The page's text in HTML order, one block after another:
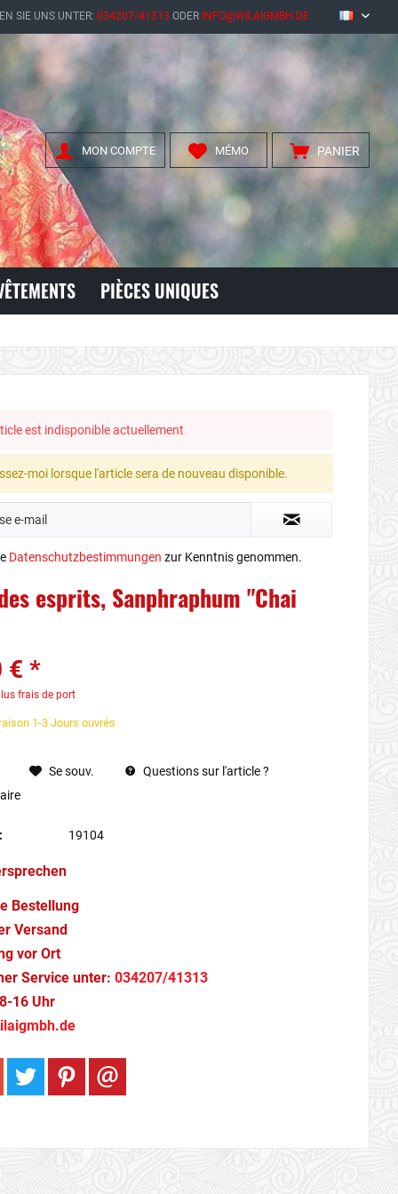
SIE UNS UNTER: 034207/41313 ODER INFO@WILAIGMBH.DE FR
PANIER
MÉMO
MON COMPTE
PIÈCES UNIQUES
est indisponible actuellement
moi lorsque l'article sera de nouveau disponible.
Datenschutzbestimmungen zur Kenntnis genommen.
esprits, Sanphraphum "Chai
€ *
frais de port
1-3 Jours ouvrés
Se souv.
Questions sur l'article ?
19104
Bestellung
Versand
vor Ort
Service unter: 034207/41313
16 Uhr